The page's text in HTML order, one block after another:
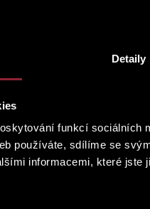
Detaily
funkcí
používáte, sdílíme se
informacemi, které
na Praze 3
přímo naše